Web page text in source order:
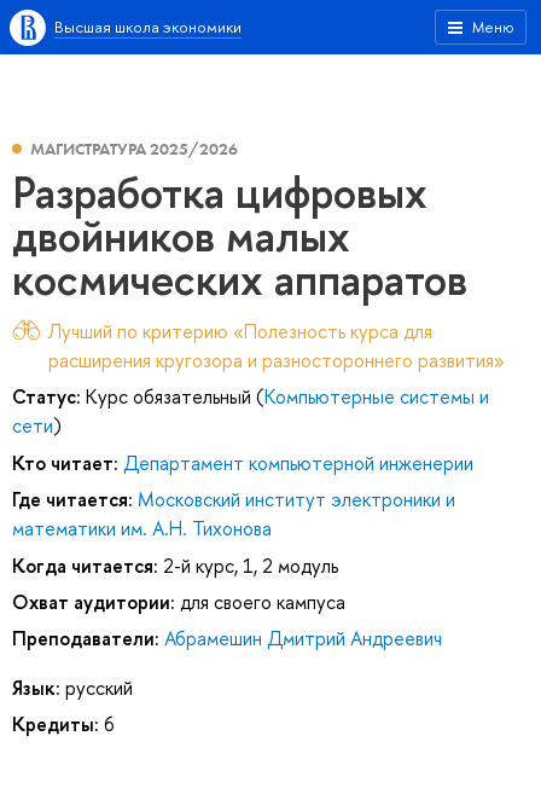
Меню
Высшая школа экономики
МАГИСТРАТУРА 2025/2026
Разработка цифровых
двойников малых
космических аппаратов
Лучший по критерию «Полезность курса для
расширения кругозора и разностороннего развития»
Статус: Курс обязательный (Компьютерные системы и
сети)
Кто читает: Департамент компьютерной инженерии
Где читается: Московский институт электроники и
математики им. А.Н. Тихонова
Когда читается: 2-й курс, 1, 2 модуль
Охват аудитории: для своего кампуса
Преподаватели: Абрамешин Дмитрий Андреевич
Язык: русский
Кредиты: 6